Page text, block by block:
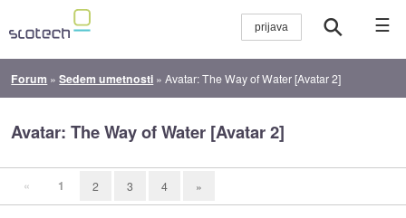
☰
Forum »Sedem umetnosti »Avatar: The Way of Water [Avatar 2]
Avatar: The Way of Water [Avatar 2]
« 1 2 3 4 »